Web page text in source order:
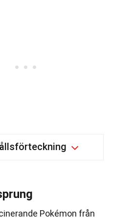
Pokémon från